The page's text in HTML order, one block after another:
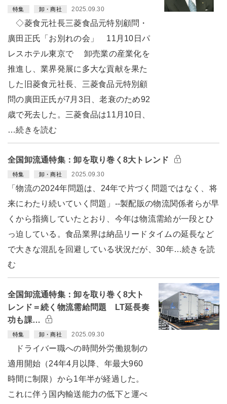
特集 卸・商社 2025.09.30
◇菱食元社長三菱食品元特別顧問・
廣田正氏「お別れの会」 11月10日パ
レスホテル東京で 卸売業の産業化を
推進し、業界発展に多大な貢献を果た
した旧菱食元社長、三菱食品元特別顧
問の廣田正氏が7月3日、老衰のため92
歳で死去した。三菱食品は11月10日、
…続きを読む
全国卸流通特集：卸を取り巻く8大トレンド
特集 卸・商社 2025.09.30
「物流の2024年問題は、24年で片づく問題ではなく、将
来にわたり続いていく問題」--製配販の物流関係者らが早
くから指摘していたとおり、今年は物流需給が一段とひ
っ迫している。食品業界は納品リードタイムの延長など
で大きな混乱を回避している状況だが、30年…続きを読
む
全国卸流通特集：卸を取り巻く8大ト
レンド＝続く物流需給問題 LT延長奏
功も課…
特集 卸・商社 2025.09.30
ドライバー職への時間外労働規制の
適用開始（24年4月以降、年最大960
時間に制限）から1年半が経過した。
これに伴う国内輸送能力の低下と運べ